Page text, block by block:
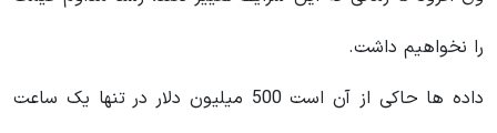
را نخواهیم داشت.
داده ها حاکی از آن است 500 میلیون دلار در تنها یک ساعت